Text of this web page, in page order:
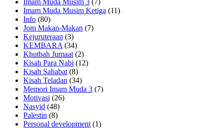
Imam Muda Musim 3 (7)
Imam Muda Musim Ketiga (11)
Info (80)
Jom Makan-Makan (7)
Kejuruteraan (3)
KEMBARA (34)
Khutbah Jumaat (2)
Kisah Para Nabi (12)
Kisah Sahabat (8)
Kisah Teladan (34)
Memori Imam Muda 3 (7)
Motivasi (26)
Nasyid (48)
Palestin (8)
Personal development (1)